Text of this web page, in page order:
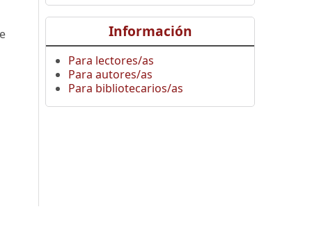
Información
Para lectores/as
Para autores/as
Para bibliotecarios/as